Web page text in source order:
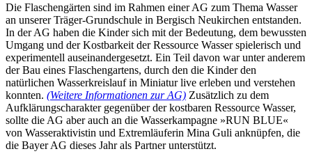
Die Flaschengärten sind im Rahmen einer AG zum Thema Wasser
an unserer Träger-Grundschule in Bergisch Neukirchen entstanden.
In der AG haben die Kinder sich mit der Bedeutung, dem bewussten
Umgang und der Kostbarkeit der Ressource Wasser spielerisch und
experimentell auseinandergesetzt. Ein Teil davon war unter anderem
der Bau eines Flaschengartens, durch den die Kinder den
natürlichen Wasserkreislauf in Miniatur live erleben und verstehen
konnten. (Weitere Informationen zur AG) Zusätzlich zu dem
Aufklärungscharakter gegenüber der kostbaren Ressource Wasser,
sollte die AG aber auch an die Wasserkampagne »RUN BLUE«
von Wasseraktivistin und Extremläuferin Mina Guli anknüpfen, die
die Bayer AG dieses Jahr als Partner unterstützt.